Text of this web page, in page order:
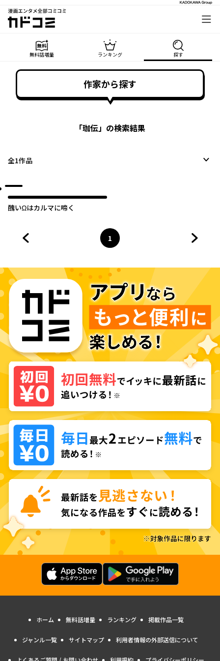
漫画エンタメ全部コミコミ
カドコミ
無料話増量 ランキング 探す
作家から探す
「珈伝」の検索結果
全1作品
醜いΩはカルマに啼く
ページ
1
へ
ホーム 無料話増量 ランキング 掲載作品一覧
ジャンル一覧 サイトマップ 利用者情報の外部送信について